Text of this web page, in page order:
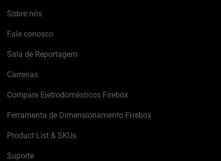
Sobre nós
Fale conosco
Sala de Reportagem
Carreiras
Compare Eletrodomésticos Firebox
Ferramenta de Dimensionamento Firebox
Product List & SKUs
Suporte